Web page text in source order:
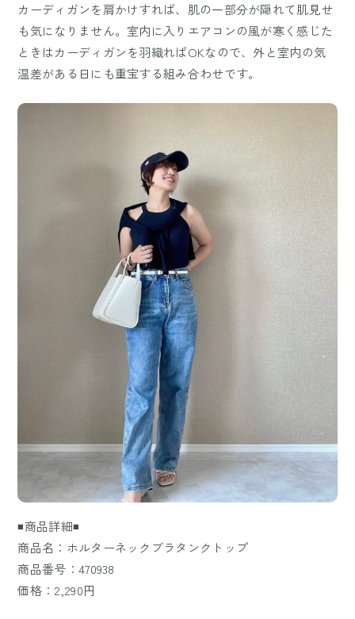
カーディガンを肩かけすれば、肌の一部分が隠れて肌見せ
も気になりません。室内に入りエアコンの風が寒く感じた
ときはカーディガンを羽織ればOKなので、外と室内の気
温差がある日にも重宝する組み合わせです。
◾️商品詳細◾️
商品名：ホルターネックブラタンクトップ
商品番号：470938
価格：2,290円